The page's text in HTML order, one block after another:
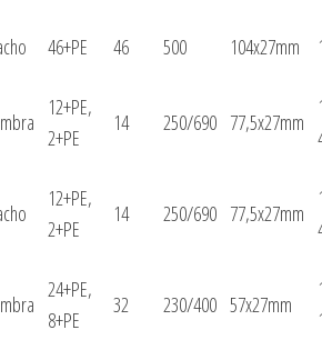
46+PE 46 500 104x27mm
12+PE,
2+PE
14 250/690 77,5x27mm
12+PE,
2+PE
14 250/690 77,5x27mm
24+PE,
8+PE
32 230/400 57x27mm